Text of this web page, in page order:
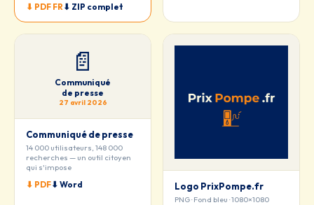
⬇ PDF FR⬇ ZIP complet
📄
Communiqué
de presse
27 avril 2026
Communiqué de presse
14 000 utilisateurs, 148 000
recherches — un outil citoyen
qui s'impose
⬇ PDF⬇ Word Logo PrixPompe.fr
PNG · Fond bleu · 1080×1080